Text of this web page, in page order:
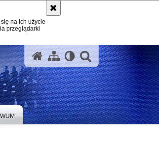
na ich użycie
przeglądarki
otwórz